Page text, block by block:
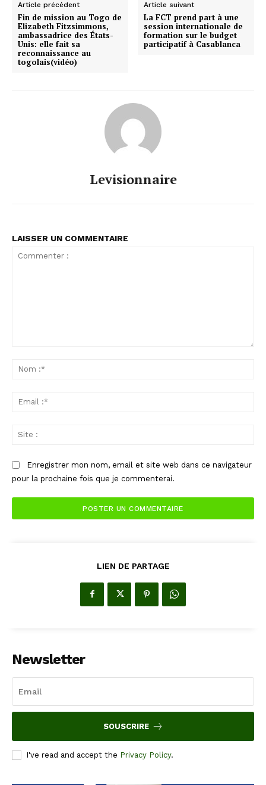
Article précédent
Fin de mission au Togo de
Elizabeth Fitzsimmons,
ambassadrice des États-
Unis: elle fait sa
reconnaissance au
togolais(vidéo)
Article suivant
La FCT prend part à une
session internationale de
formation sur le budget
participatif à Casablanca
Levisionnaire
LAISSER UN COMMENTAIRE
Enregistrer mon nom, email et site web dans ce navigateur
pour la prochaine fois que je commenterai.
LIEN DE PARTAGE
Newsletter
SOUSCRIRE
I've read and accept the Privacy Policy.